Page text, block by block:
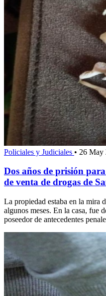
Policiales y Judiciales • 26 May
Dos años de prisión
de venta de drogas de
La propiedad estaba en la mira
algunos meses. En la casa, fue
poseedor de antecedentes